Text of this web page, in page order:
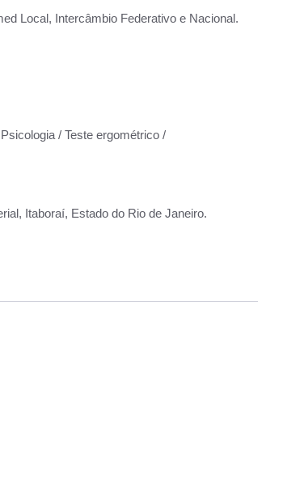
Local, Intercâmbio Federativo e Nacional.
/ Teste ergométrico /
Itaboraí, Estado do Rio de Janeiro.